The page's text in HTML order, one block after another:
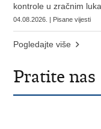
kontrole u zračnim
04.08.2026. | Pisane vijesti
Pogledajte više
Pratite nas